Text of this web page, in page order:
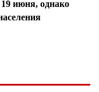
июня, однако